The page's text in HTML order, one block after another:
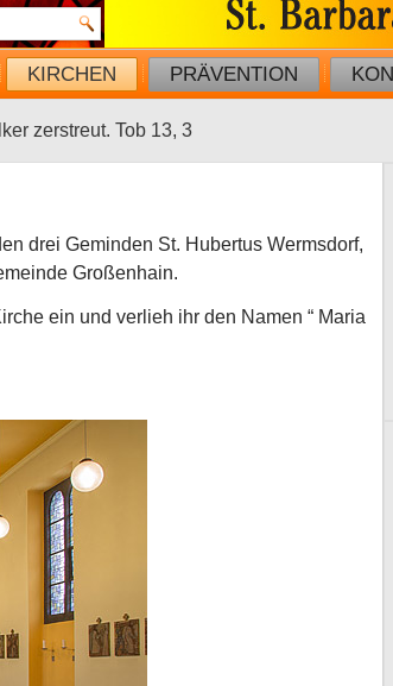
KIRCHEN PRÄVENTION
zerstreut. Tob 13, 3
drei Geminden St. Hubertus Wermsdorf,
Großenhain.
ein und verlieh ihr den Namen “ Maria